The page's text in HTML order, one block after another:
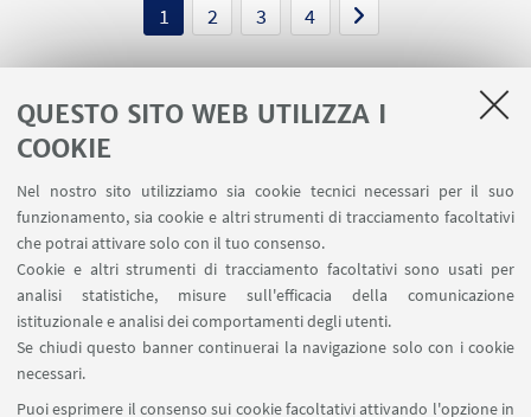
QUESTO SITO WEB UTILIZZA I
COOKIE
Nel nostro sito utilizziamo sia cookie tecnici necessari per il suo
funzionamento, sia cookie e altri strumenti di tracciamento facoltativi
che potrai attivare solo con il tuo consenso.
Cookie e altri strumenti di tracciamento facoltativi sono usati per
analisi statistiche, misure sull'efficacia della comunicazione
istituzionale e analisi dei comportamenti degli utenti.
Se chiudi questo banner continuerai la navigazione solo con i cookie
necessari.
Puoi esprimere il consenso sui cookie facoltativi attivando l'opzione in
1 2 3 4
Area riservata
Contatti
SEGUI IL DIPARTIMENTO SU:
SEGUI UNIBO SU: